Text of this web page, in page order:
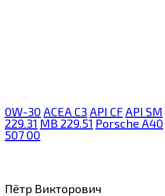
0W-30 ACEA C3 API CF API SM
229.31 MB 229.51 Porsche A40
507 00
Пётр Викторович